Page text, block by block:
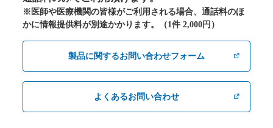
※医師や医療機関の皆様がご利用される場合、通話料のほ
かに情報提供料が別途かかります。（1件 2,000円）
製品に関するお問い合わせフォーム
よくあるお問い合わせ